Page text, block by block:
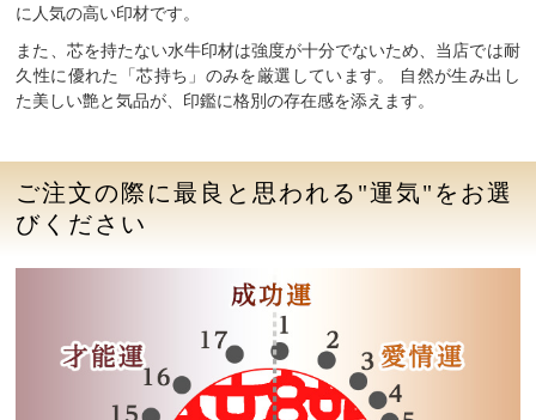
に人気の高い印材です。
また、芯を持たない水牛印材は強度が十分でないため、当店では耐
久性に優れた「芯持ち」のみを厳選しています。
自然が生み出し
た美しい艶と気品が、印鑑に格別の存在感を添えます。
ご注文の際に最良と思われる"運気"をお選
びください